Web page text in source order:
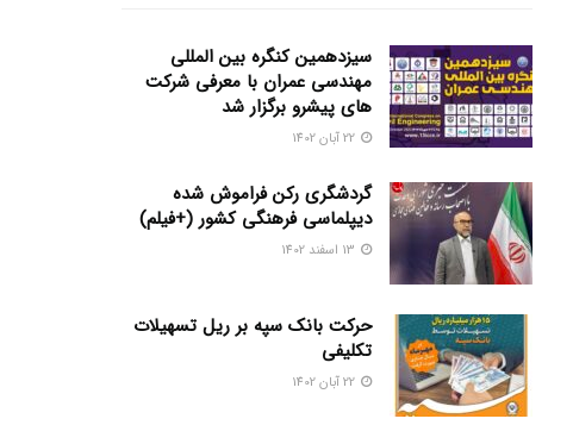
سیزدهمین کنگره بین المللی
مهندسی عمران با معرفی شرکت
های پیشرو برگزار شد
گردشگری رکن فراموش شده
دیپلماسی فرهنگی کشور (+فیلم)
حرکت بانک سپه بر ریل تسهیلات
تکلیفی